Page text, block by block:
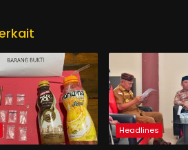
Headlines